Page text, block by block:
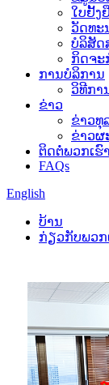
ໃບຢັ້ງ
ວັດທະ
ບໍລິສັດ
ກິດ​ຈະ​
ການບໍລິການ
ວິທີກາ
ຂ່າວ
ຂ່າວທຸ
ຂ່າວຜ
ຕິດຕໍ່ພວກເຮົາ
FAQs
English
ບ້ານ
ກ່ຽວກັບພວກ